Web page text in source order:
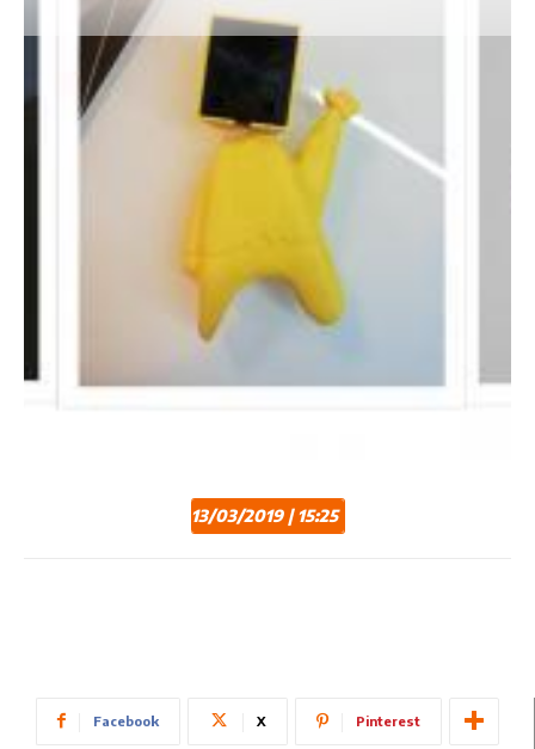
13/03/2019 | 15:25
Facebook X Pinterest